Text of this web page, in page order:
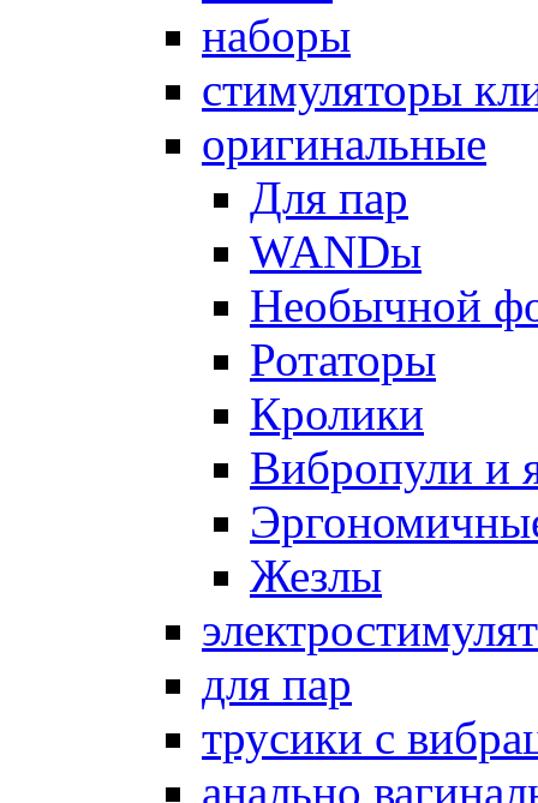
наборы
стимуляторы
оригинальные
Для пар
WANDы
Необычной
Ротаторы
Кролики
Вибропули и
Жезлы
для пар
трусики с
анально